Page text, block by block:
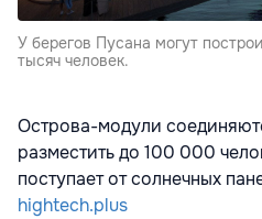
У берегов Пусана могут
тысяч человек.
Острова-модули
разместить до 100 000
поступает от солнечных
hightech.plus